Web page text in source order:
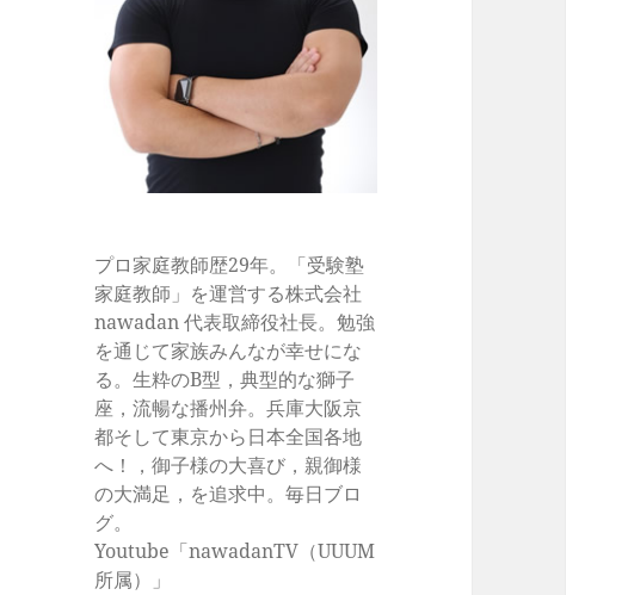
プロ家庭教師歴29年。「受験塾
家庭教師」を運営する株式会社
nawadan 代表取締役社長。勉強
を通じて家族みんなが幸せにな
る。生粋のB型，典型的な獅子
座，流暢な播州弁。兵庫大阪京
都そして東京から日本全国各地
へ！，御子様の大喜び，親御様
の大満足，を追求中。毎日ブロ
グ。
Youtube「nawadanTV（UUUM
所属）」